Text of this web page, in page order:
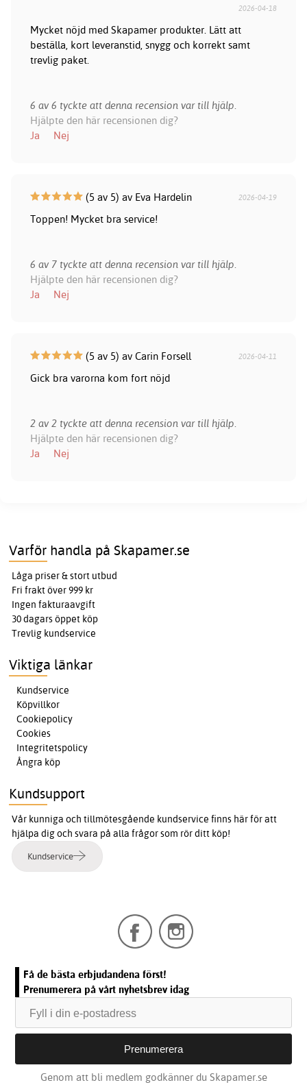
2026-04-18
Mycket nöjd med Skapamer produkter. Lätt att
beställa, kort leveranstid, snygg och korrekt samt
trevlig paket.
6 av 6 tyckte att denna recension var till hjälp.
Hjälpte den här recensionen dig?
Ja
Nej
(5 av 5) av Eva Hardelin 2026-04-19
Toppen! Mycket bra service!
6 av 7 tyckte att denna recension var till hjälp.
Hjälpte den här recensionen dig?
Ja
Nej
(5 av 5) av Carin Forsell 2026-04-11
Gick bra varorna kom fort nöjd
2 av 2 tyckte att denna recension var till hjälp.
Hjälpte den här recensionen dig?
Ja
Nej
Varför handla på Skapamer.se
Låga priser & stort utbud
Fri frakt över 999 kr
Ingen fakturaavgift
30 dagars öppet köp
Trevlig kundservice
Viktiga länkar
Kundservice
Köpvillkor
Cookiepolicy
Cookies
Integritetspolicy
Ångra köp
Kundsupport
Vår kunniga och tillmötesgående kundservice finns här för att
hjälpa dig och svara på alla frågor som rör ditt köp!
Kundservice
Få de bästa erbjudandena först!
Prenumerera på vårt nyhetsbrev idag
Genom att bli medlem godkänner du Skapamer.se